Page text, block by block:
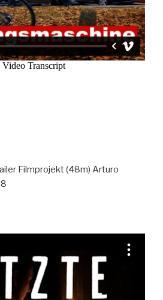
Film­pro­jekt (48m) Arturo